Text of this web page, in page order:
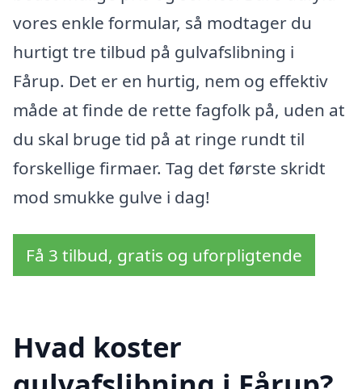
vores enkle formular, så modtager du
hurtigt tre tilbud på gulvafslibning i
Fårup. Det er en hurtig, nem og effektiv
måde at finde de rette fagfolk på, uden at
du skal bruge tid på at ringe rundt til
forskellige firmaer. Tag det første skridt
mod smukke gulve i dag!
Få 3 tilbud, gratis og uforpligtende
Hvad koster